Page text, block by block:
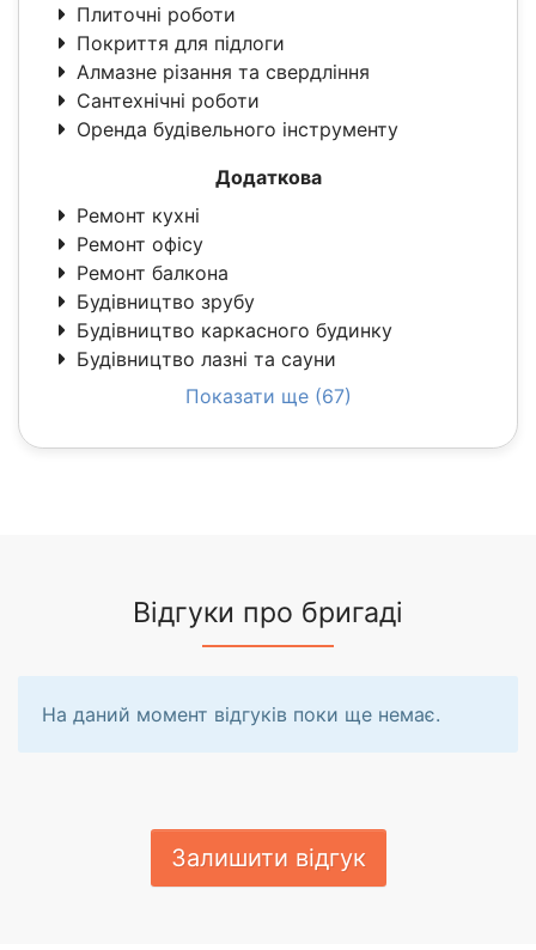
Плиточні роботи
Покриття для підлоги
Алмазне різання та свердління
Сантехнічні роботи
Оренда будівельного інструменту
Додаткова
Ремонт кухні
Ремонт офісу
Ремонт балкона
Будівництво зрубу
Будівництво каркасного будинку
Будівництво лазні та сауни
Показати ще (67)
Відгуки про бригаді
На даний момент відгуків поки ще немає.
Залишити відгук